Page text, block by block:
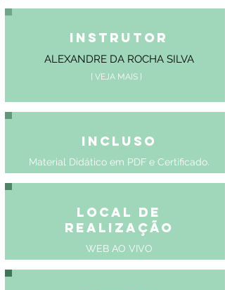
Instrutor
ALEXANDRE DA ROCHA SILVA
[ VEJA MAIS ]
Incluso
Material Didático em PDF e Certificado.
Local de
Realização
WEB AO VIVO